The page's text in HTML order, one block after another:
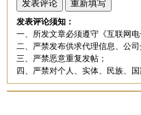
发表评论须知：
一、所发文章必须遵守《互联网
二、严禁发布供求代理信息、公
三、严禁恶意重复发帖；
四、严禁对个人、实体、民族、